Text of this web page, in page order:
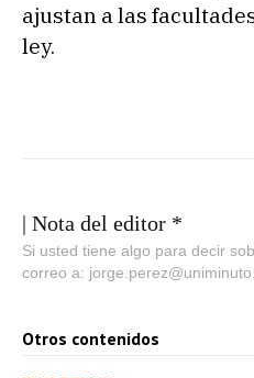
ajustan a las
ley.
| Nota del editor *
Si usted tiene algo para decir
correo a:
Otros contenidos